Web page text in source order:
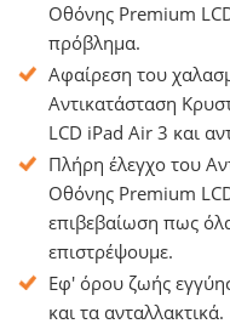
Οθόνης Premium
πρόβλημα.
Αφαίρεση του
Αντικατάσταση
LCD iPad Air 3 και
Πλήρη έλεγχο του
Οθόνης Premium
επιβεβαίωση πως
επιστρέψουμε.
Εφ' όρου ζωής
και τα ανταλλακτικά.